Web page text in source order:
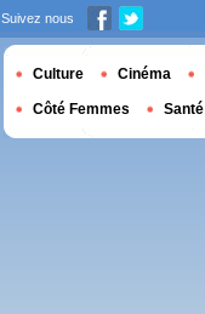
Suivez nous
Culture Cinéma
Côté Femmes Santé